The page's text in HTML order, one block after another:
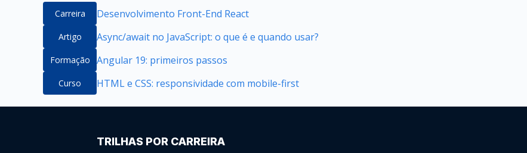
Carreira Desenvolvimento Front-End React
Artigo Async/await no JavaScript: o que é e quando usar?
Formação Angular 19: primeiros passos
Curso HTML e CSS: responsividade com mobile-first
TRILHAS POR CARREIRA